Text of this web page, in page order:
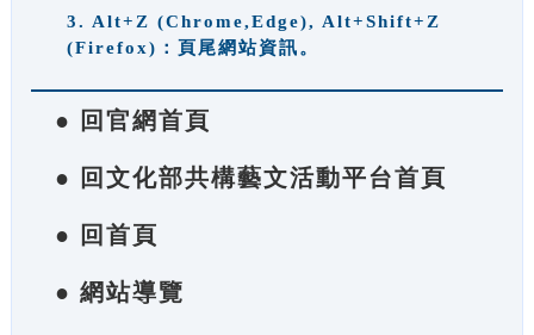
3. Alt+Z (Chrome,Edge), Alt+Shift+Z
(Firefox)：頁尾網站資訊。
● 回官網首頁
● 回文化部共構藝文活動平台首頁
● 回首頁
● 網站導覽